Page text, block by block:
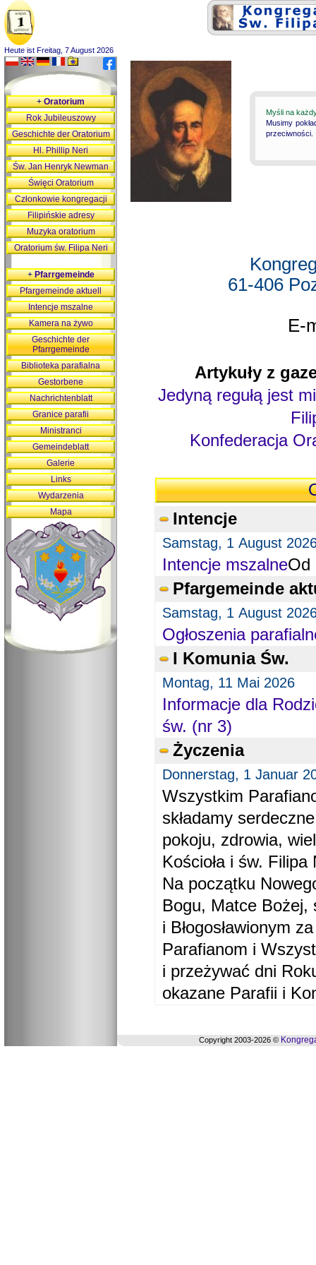
Heute ist Freitag, 7 August 2026
Myśli na
Musimy
przeciwności.
61-406
E-
Artykuły z
Jedyną regułą jest
Konfederacja
Intencje
Samstag, 1 August
Intencje mszalneOd
Pfargemeinde
Samstag, 1 August
Ogłoszenia
I Komunia Św.
Montag, 11 Mai 2026
Informacje dla
św. (nr 3)
Życzenia
Donnerstag, 1 Januar
Wszystkim
składamy
pokoju, zdrowia,
Kościoła i św. Filipa
Na początku
Bogu, Matce Bożej,
i Błogosławionym
Parafianom i
i przeżywać dni
okazane Parafii i
+Oratorium
Rok Jubileuszowy
Geschichte der Oratorium
Hl. Phillip Neri
Św. Jan Henryk Newman
Święci Oratorium
Członkowie kongregacji
Filipińskie adresy
Muzyka oratorium
Oratorium św. Filipa Neri
+Pfarrgemeinde
Pfargemeinde aktuell
Intencje mszalne
Kamera na żywo
Geschichte der
Pfarrgemeinde
Biblioteka parafialna
Gestorbene
Nachrichtenblatt
Granice parafii
Ministranci
Gemeindeblatt
Galerie
Links
Wydarzenia
Mapa
Copyright 2003-2026 ©